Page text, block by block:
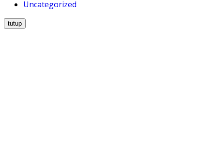
Uncategorized
tutup